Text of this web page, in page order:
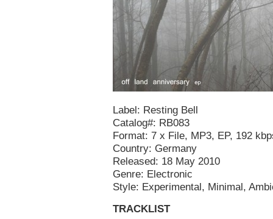
Label: Resting Bell
Catalog#: RB083
Format: 7 x File, MP3, EP, 192
Country: Germany
Released: 18 May 2010
Genre: Electronic
Style: Experimental, Minimal,
TRACKLIST